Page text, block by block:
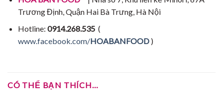
Trương Định, Quận Hai Bà Trưng, Hà Nội
Hotline: 0914.268.535 (
www.facebook.com/HOABANFOOD)
CÓ THỂ BẠN THÍCH…